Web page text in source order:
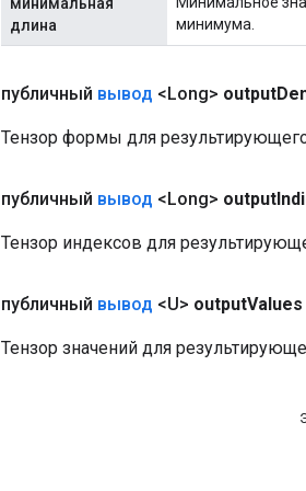
длина
минимума.
публичный вывод <Long> output
Тензор формы для
публичный вывод <Long> output
Тензор индексов для
публичный вывод <U> outputValues
Тензор значений для